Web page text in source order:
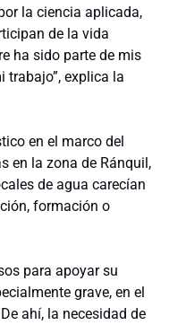
la ciencia aplicada,
de la vida
ha sido parte de mis
trabajo”, explica la
en el marco del
en la zona de Ránquil,
de agua carecían
formación o
para apoyar su
grave, en el
ahí, la necesidad de